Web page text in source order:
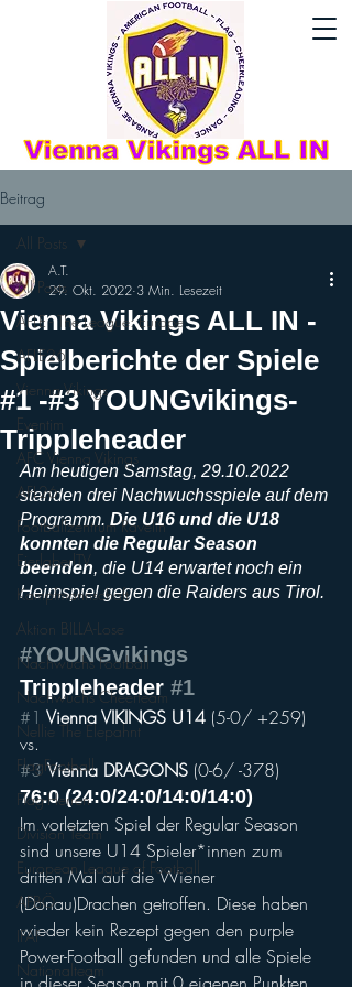
Beitrag
All Posts
AFLE - The League: Europe
AFLE26
Vienna Vikings
Eventim
AFC Vienna Vikings
AFL26
Footballzentrum Ravelin
EierlaberlTV
Kampfmannschaft
Aktion BILLA-Lose
Nachwuchs Football
Nachwuchs Cheerteam
Nellie The Elepahnt
FlagFootball
Flag-Herren
Division Team
European League of Football
AFBÖ
IFAF
Nationalteam
All Posts
Vienna Vikings ALL IN -
Spielberichte der Spiele
#1 -#3 YOUNGvikings-
Trippleheader
A.T.
29. Okt. 2022 3 Min. Lesezeit
Am heutigen Samstag, 29.10.2022
standen drei Nachwuchsspiele auf dem
Programm. Die U16 und die U18
konnten die Regular Season
beenden, die U14 erwartet noch ein
Heimspiel gegen die Raiders aus Tirol.
#YOUNGvikings
Trippleheader #1
#1 Vienna VIKINGS U14 (5-0/ +259)
vs.
#3 Vienna DRAGONS (0-6/ -378)
76:0 (24:0/24:0/14:0/14:0)
Im vorletzten Spiel der Regular Season
sind unsere U14 Spieler*innen zum
dritten Mal auf die Wiener
(Donau)Drachen getroffen. Diese haben
wieder kein Rezept gegen den purple
Power-Football gefunden und alle Spiele